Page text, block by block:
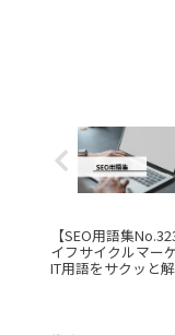
【SEO用語集
イフサイクルマー
IT用語をサクッと